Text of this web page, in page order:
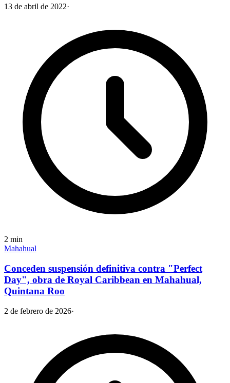
13 de abril de 2022·
2 min
Mahahual
Conceden suspensión definitiva contra "Perfect
Day", obra de Royal Caribbean en Mahahual,
Quintana Roo
2 de febrero de 2026·